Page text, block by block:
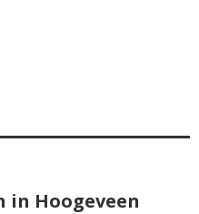
in Hoogeveen